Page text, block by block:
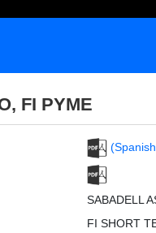
FI PYME
SABADELL
FI SHORT